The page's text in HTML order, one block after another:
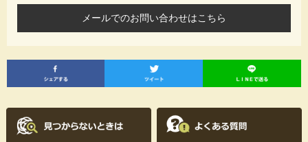
メールでのお問い合わせはこちら